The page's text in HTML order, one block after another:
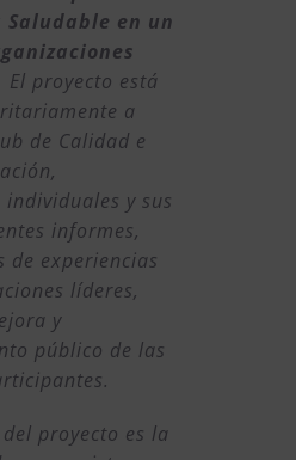
Saludable en un
El proyecto está
a
de Calidad e
y sus
informes,
de experiencias
líderes,
y
público de las
proyecto es la